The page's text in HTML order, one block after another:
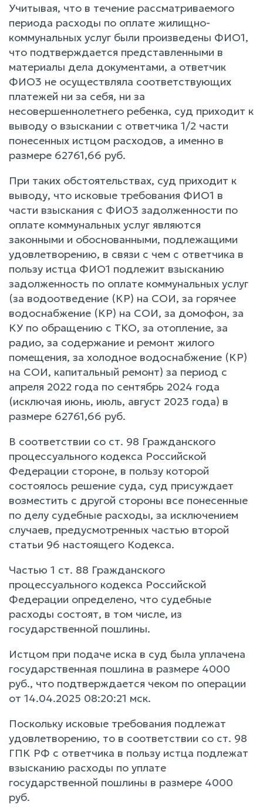
Учитывая, что в течение рассматриваемого
периода расходы по оплате жилищно-
коммунальных услуг были произведены ФИО1,
что подтверждается представленными в
материалы дела документами, а ответчик
ФИО3 не осуществляла соответствующих
платежей ни за себя, ни за
несовершеннолетнего ребенка, суд приходит к
выводу о взыскании с ответчика 1/2 части
понесенных истцом расходов, а именно в
размере 62761,66 руб.
При таких обстоятельствах, суд приходит к
выводу, что исковые требования ФИО1 в
части взыскания с ФИО3 задолженности по
оплате коммунальных услуг являются
законными и обоснованными, подлежащими
удовлетворению, в связи с чем с ответчика в
пользу истца ФИО1 подлежит взысканию
задолженность по оплате коммунальных услуг
(за водоотведение (КР) на СОИ, за горячее
водоснабжение (КР) на СОИ, за домофон, за
КУ по обращению с ТКО, за отопление, за
радио, за содержание и ремонт жилого
помещения, за холодное водоснабжение (КР)
на СОИ, капитальный ремонт) за период с
апреля 2022 года по сентябрь 2024 года
(исключая июнь, июль, август 2023 года) в
размере 62761,66 руб.
В соответствии со ст. 98 Гражданского
процессуального кодекса Российской
Федерации стороне, в пользу которой
состоялось решение суда, суд присуждает
возместить с другой стороны все понесенные
по делу судебные расходы, за исключением
случаев, предусмотренных частью второй
статьи 96 настоящего Кодекса.
Частью 1 ст. 88 Гражданского
процессуального кодекса Российской
Федерации определено, что судебные
расходы состоят, в том числе, из
государственной пошлины.
Истцом при подаче иска в суд была уплачена
государственная пошлина в размере 4000
руб., что подтверждается чеком по операции
от 14.04.2025 08:20:21 мск.
Поскольку исковые требования подлежат
удовлетворению, то в соответствии со ст. 98
ГПК РФ с ответчика в пользу истца подлежат
взысканию расходы по уплате
государственной пошлины в размере 4000
руб.